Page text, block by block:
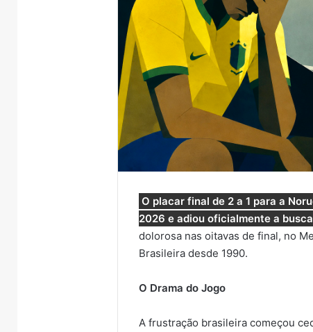
O placar final de 2 a 1 para a
2026 e adiou oficialmente a
dolorosa nas oitavas de final, no
Brasileira desde 1990.
O Drama do Jogo
A frustração brasileira começou